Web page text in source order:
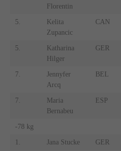
Florentin
5.
Kelita
Zupancic
CAN
5.
Katharina
Hilger
GER
7.
Jennyfer
Arcq
BEL
7.
Maria
Bernabeu
ESP
-78 kg
1. Jana Stucke GER